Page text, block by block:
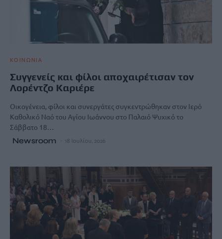
ΚΟΙΝΩΝΙΑ
Συγγενείς και φίλοι αποχαιρέτισαν τον
Λορέντζο Καριέρε
Οικογένεια, φίλοι και συνεργάτες συγκεντρώθηκαν στον Ιερό
Καθολικό Ναό του Αγίου Ιωάννου στο Παλαιό Ψυχικό το
Σάββατο 18…
Newsroom 18 Ιουλίου, 2026